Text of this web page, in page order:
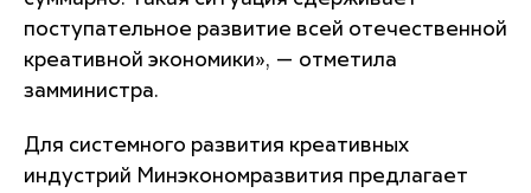
поступательное развитие всей отечественной
креативной экономики», — отметила
замминистра.
Для системного развития креативных
индустрий Минэкономразвития предлагает